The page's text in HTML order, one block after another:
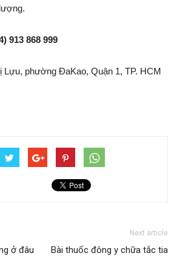
913 868 999
Lựu, phường ĐaKao, Quận 1, TP. HCM
ở đâu
Next article
Bài thuốc đông y chữa tắc tia